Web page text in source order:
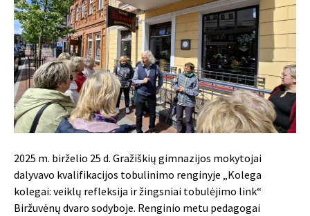
2025 m. birželio 25 d. Gražiškių gimnazijos mokytojai
dalyvavo kvalifikacijos tobulinimo renginyje „Kolega
kolegai: veiklų refleksija ir žingsniai tobulėjimo link“
Biržuvėnų dvaro sodyboje. Renginio metu pedagogai